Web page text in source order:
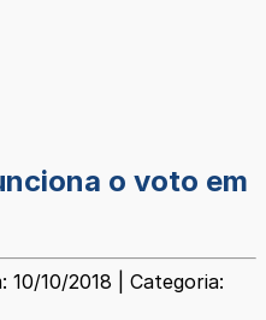
o voto em
10/10/2018 | Categoria: